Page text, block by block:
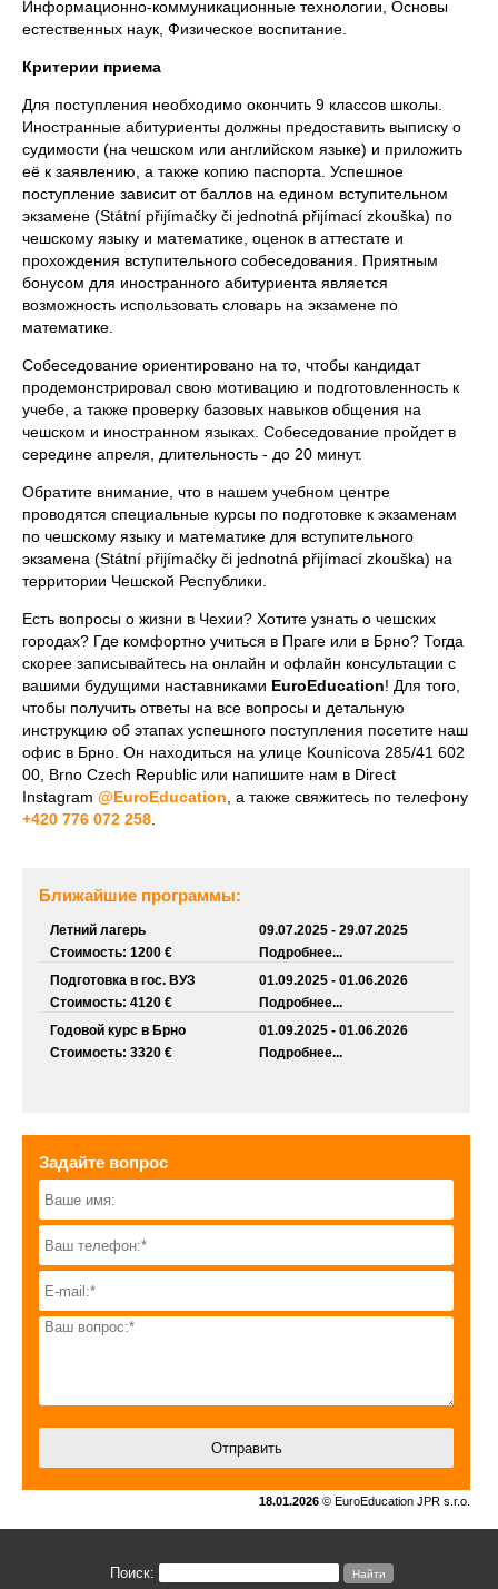
Информационно-коммуникационные технологии, Основы
естественных наук, Физическое воспитание.
Критерии приема
Для поступления необходимо окончить 9 классов школы.
Иностранные абитуриенты должны предоставить выписку о
судимости (на чешском или английском языке) и приложить
её к заявлению, а также копию паспорта. Успешное
поступление зависит от баллов на едином вступительном
экзамене (Státní přijímačky či jednotná přijímací zkouška) по
чешскому языку и математике, оценок в аттестате и
прохождения вступительного собеседования. Приятным
бонусом для иностранного абитуриента является
возможность использовать словарь на экзамене по
математике.
Собеседование ориентировано на то, чтобы кандидат
продемонстрировал свою мотивацию и подготовленность к
учебе, а также проверку базовых навыков общения на
чешском и иностранном языках. Собеседование пройдет в
середине апреля, длительность - до 20 минут.
Обратите внимание, что в нашем учебном центре
проводятся специальные курсы по подготовке к экзаменам
по чешскому языку и математике для вступительного
экзамена (Státní přijímačky či jednotná přijímací zkouška) на
территории Чешской Республики.
Есть вопросы о жизни в Чехии? Хотите узнать о чешских
городах? Где комфортно учиться в Праге или в Брно? Тогда
скорее записывайтесь на онлайн и офлайн консультации с
вашими будущими наставниками EuroEducation! Для того,
чтобы получить ответы на все вопросы и детальную
инструкцию об этапах успешного поступления посетите наш
офис в Брно. Он находиться на улице Kounicova 285/41 602
00, Brno Czech Republic или напишите нам в Direct
Instagram @EuroEducation, а также свяжитесь по телефону
+420 776 072 258.
Ближайшие программы:
Летний лагерь
Стоимость: 1200 €
09.07.2025 - 29.07.2025
Подробнее...
Подготовка в гос. ВУЗ
Стоимость: 4120 €
01.09.2025 - 01.06.2026
Подробнее...
Годовой курс в Брно
Стоимость: 3320 €
01.09.2025 - 01.06.2026
Подробнее...
Задайте вопрос
18.01.2026 © EuroEducation JPR s.r.o.
Поиск: